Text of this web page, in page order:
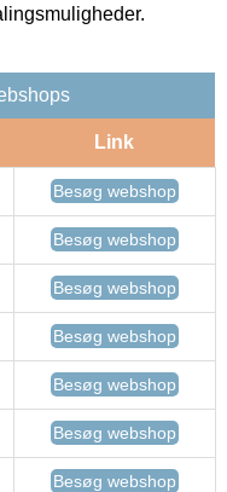
Link
Besøg webshop
Besøg webshop
Besøg webshop
Besøg webshop
Besøg webshop
Besøg webshop
Besøg webshop